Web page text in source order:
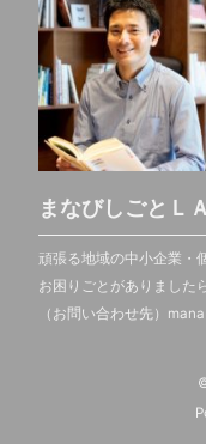
まなびしごとＬ
頑張る地域の中小企業・
お困りごとがありました
（お問い合わせ先）